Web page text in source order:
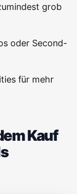
grob
oder Second-
für mehr
Kauf